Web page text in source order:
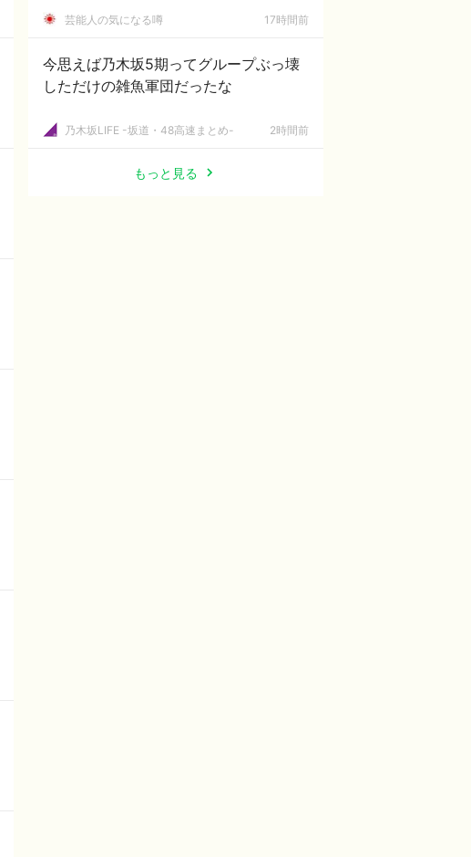
芸能人の気になる噂 17時間前
今思えば乃木坂5期ってグループぶっ壊
しただけの雑魚軍団だったな
乃木坂LIFE -坂道・48高速まとめ- 2時間前
もっと見る